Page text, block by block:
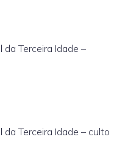
da Terceira Idade –
da Terceira Idade – culto